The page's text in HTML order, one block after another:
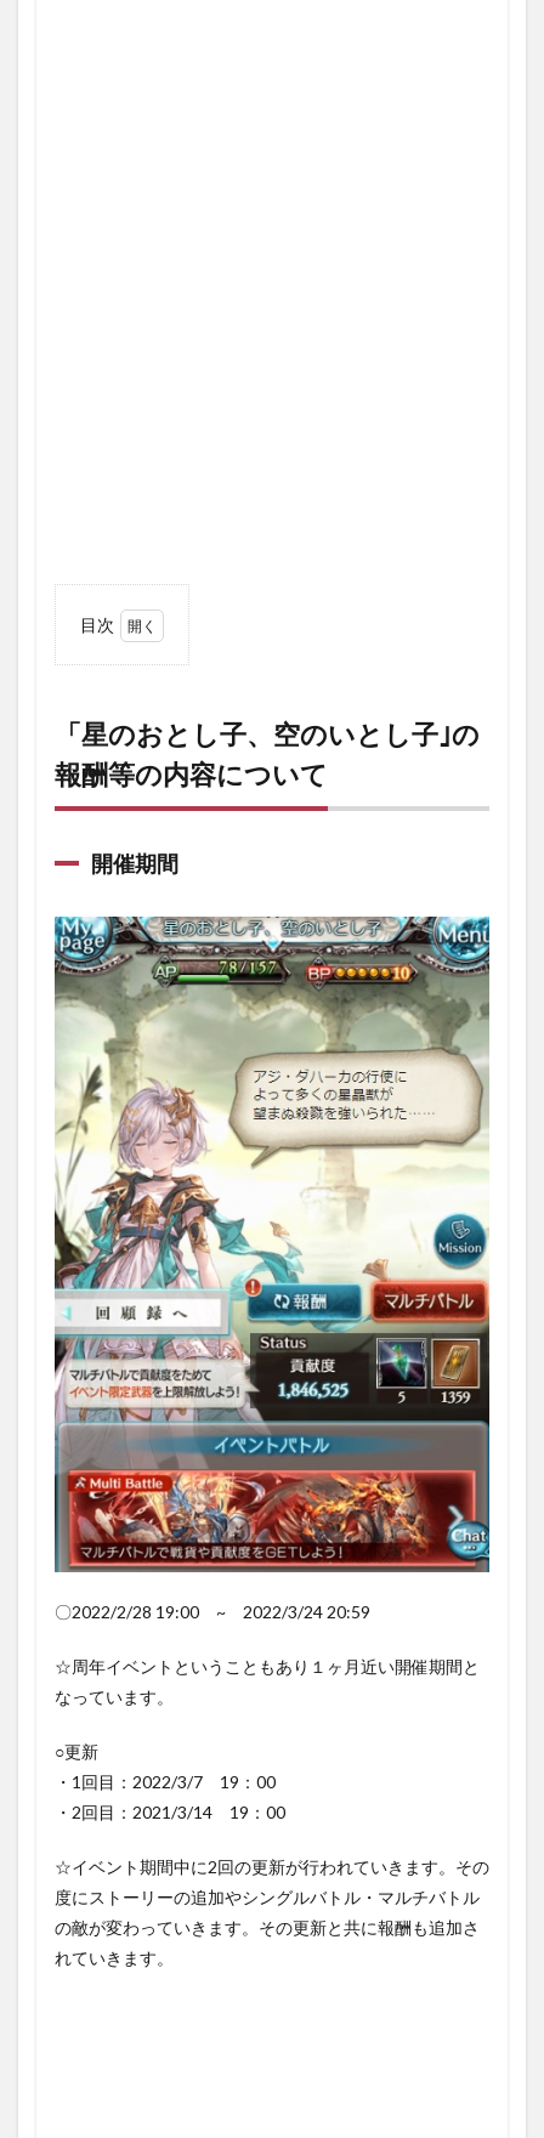
目次
とし
子、
空の
いと
し
の報
酬等
容に
つい
て
1.1
開催
期間
1.2
登場
人物
1.2.1
｢バルド
ル」
1.2.2
「マド
ル｣｢コ
ーナ｣
1.2.3
「星晶
獣」達
イベ
ント
報酬
2.1
器｣
マス
カス
骸晶｣
入手方
｢終末
の神
器上
限解
ット｣
「星のおとし子、空のいとし子｣の
報酬等の内容について
開催期間
〇2022/2/28 19:00 ~ 2022/3/24 20:59
☆周年イベントということもあり１ヶ月近い開催期間と
なっています。
○更新
・1回目：2022/3/7 19：00
・2回目：2021/3/14 19：00
☆イベント期間中に2回の更新が行われていきます。その
度にストーリーの追加やシングルバトル・マルチバトル
の敵が変わっていきます。その更新と共に報酬も追加さ
れていきます。